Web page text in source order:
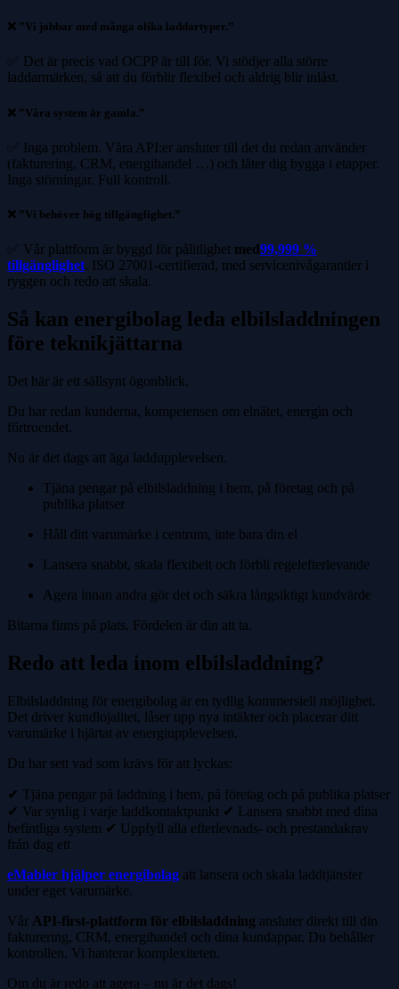
❌ ”Vi jobbar med många olika laddartyper.”
✅ Det är precis vad OCPP är till för. Vi stödjer alla större
laddarmärken, så att du förblir flexibel och aldrig blir inlåst.
❌ ”Våra system är gamla.”
✅ Inga problem. Våra API:er ansluter till det du redan använder
(fakturering, CRM, energihandel …) och låter dig bygga i etapper.
Inga störningar. Full kontroll.
❌ ”Vi behöver hög tillgänglighet.”
✅ Vår plattform är byggd för pålitlighet med99,999 %
tillgänglighet. ISO 27001-certifierad, med servicenivågarantier i
ryggen och redo att skala.
Så kan energibolag leda elbilsladdningen
före teknikjättarna
Det här är ett sällsynt ögonblick.
Du har redan kunderna, kompetensen om elnätet, energin och
förtroendet.
Nu är det dags att äga laddupplevelsen.
Tjäna pengar på elbilsladdning i hem, på företag och på
publika platser
Håll ditt varumärke i centrum, inte bara din el
Lansera snabbt, skala flexibelt och förbli regelefterlevande
Agera innan andra gör det och säkra långsiktigt kundvärde
Bitarna finns på plats. Fördelen är din att ta.
Redo att leda inom elbilsladdning?
Elbilsladdning för energibolag är en tydlig kommersiell möjlighet.
Det driver kundlojalitet, låser upp nya intäkter och placerar ditt
varumärke i hjärtat av energiupplevelsen.
Du har sett vad som krävs för att lyckas:
✔ Tjäna pengar på laddning i hem, på företag och på publika platser
✔ Var synlig i varje laddkontaktpunkt ✔ Lansera snabbt med dina
befintliga system ✔ Uppfyll alla efterlevnads- och prestandakrav
från dag ett
eMabler hjälper energibolag att lansera och skala laddtjänster
under eget varumärke.
Vår API-first-plattform för elbilsladdning ansluter direkt till din
fakturering, CRM, energihandel och dina kundappar. Du behåller
kontrollen. Vi hanterar komplexiteten.
Om du är redo att agera – nu är det dags!